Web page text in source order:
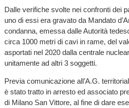
Dalle verifiche svolte nei confronti dei
uno di essi era gravato da Mandato
condanna, emessa dalle Autorità
circa 1000 metri di cavi in rame, del
asportati nel 2020 dalla centrale
unitamente ad altri 3 soggetti.
Previa comunicazione all’A.G.
è stato tratto in arresto ed associato
di Milano San Vittore, al fine di dare